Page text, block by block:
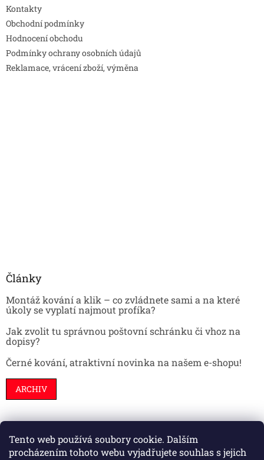
Tento web používá soubory cookie. Dalším
procházením tohoto webu vyjadřujete souhlas s jejich
Kontakty
Obchodní podmínky
Hodnocení obchodu
Podmínky ochrany osobních údajů
Reklamace, vrácení zboží, výměna
Články
Montáž kování a klik – co zvládnete sami a na které
úkoly se vyplatí najmout profíka?
Jak zvolit tu správnou poštovní schránku či vhoz na
dopisy?
Černé kování, atraktivní novinka na našem e-shopu!
ARCHIV
Stavební pouzdra Interiéry Dveře